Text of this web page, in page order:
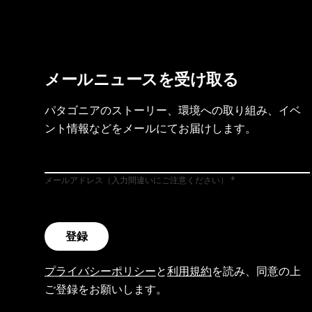
メールニュースを受け取る
パタゴニアのストーリー、環境への取り組み、イベ
ント情報などをメールにてお届けします。
メールアドレス（入力間違いにご注意ください）
登録
プライバシーポリシーと利用規約を読み、同意の上
ご登録をお願いします。